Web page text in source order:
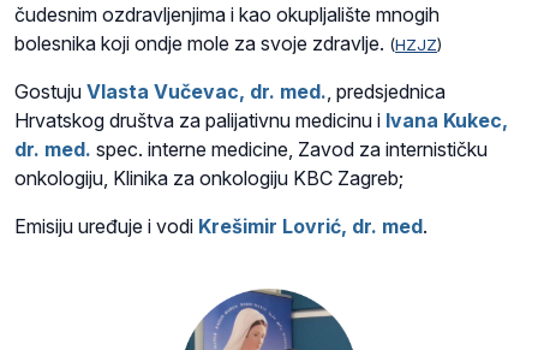
čudesnim ozdravljenjima i kao okupljalište mnogih
bolesnika koji ondje mole za svoje zdravlje. (HZJZ)
Gostuju Vlasta Vučevac, dr. med. , predsjednica
Hrvatskog društva za palijativnu medicinu i Ivana Kukec,
dr. med. spec. interne medicine, Zavod za internističku
onkologiju, Klinika za onkologiju KBC Zagreb;
Emisiju uređuje i vodi Krešimir Lovrić, dr. med.